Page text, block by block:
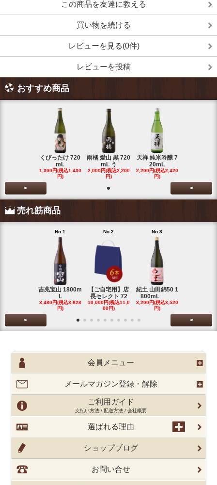
この商品を友達に教える
買い物を続ける
レビューを見る(0件)
レビューを投稿
おすすめ商品
くびったけ 720
mL
1,300円(税込1,430
円)
雨橘 愛山 黒 720
mL う
2,000円(税込2,200
円)
天祥 純米吟醸 7
20mL
2,200円(税込2,420
円)
< >
売れ筋商品
No.1
吉兆宝山 1800m
L
3,480円(税込3,828
円)
No.2
【ご自宅用】店
長セレクト 72
10,000円(税込11,0
00円)
No.3
紀土 山田錦50 1
800mL
3,200円(税込3,520
円)
< >
会員メニュー
メールマガジン登録・解除
ご利用ガイド
支払い方法 / 配送方法 / 会社概要
選ばれる理由
ショップブログ
お問い合せ